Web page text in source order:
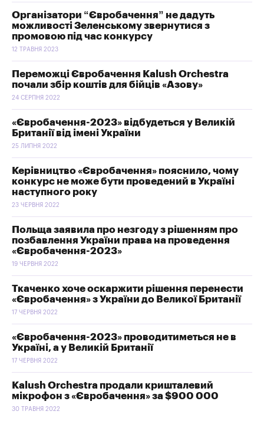
Організатори “Євробачення” не дадуть
можливості Зеленському звернутися з
промовою під час конкурсу
12 ТРАВНЯ 2023
Переможці Євробачення Kalush Orchestra
почали збір коштів для бійців «Азову»
24 СЕРПНЯ 2022
«Євробачення-2023» відбудеться у Великій
Британії від імені України
25 ЛИПНЯ 2022
Керівництво «Євробачення» пояснило, чому
конкурс не може бути проведений в Україні
наступного року
23 ЧЕРВНЯ 2022
Польща заявила про незгоду з рішенням про
позбавлення України права на проведення
«Євробачення-2023»
19 ЧЕРВНЯ 2022
Ткаченко хоче оскаржити рішення перенести
«Євробачення» з України до Великої Британії
17 ЧЕРВНЯ 2022
«Євробачення-2023» проводитиметься не в
Україні, а у Великій Британії
17 ЧЕРВНЯ 2022
Kalush Orchestra продали кришталевий
мікрофон з «Євробачення» за $900 000
30 ТРАВНЯ 2022